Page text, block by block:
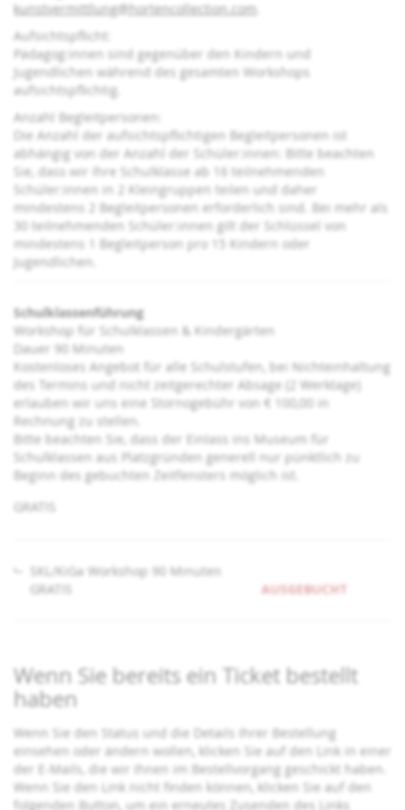
kunstvermittlung@hortencollection.com
Aufsichtspflicht:
Pädagog:innen sind gegenüber den Kindern und
Jugendlichen während des gesamten Workshops
aufsichtspflichtig.
Anzahl Begleitpersonen:
Die Anzahl der aufsichtspflichtigen Begleitpersonen ist
abhängig von der Anzahl der Schüler:innen: Bitte beachten
Sie, dass wir Ihre Schulklasse ab 16 teilnehmenden
Schüler:innen in 2 Kleingruppen teilen und daher
mindestens 2 Begleitpersonen erforderlich sind. Bei mehr als
30 teilnehmenden Schüler:innen gilt der Schlüssel von
mindestens 1 Begleitperson pro 15 Kindern oder
Jugendlichen.
Schulklassenführung
Workshop für Schulklassen & Kindergärten
Dauer 90 Minuten
Kostenloses Angebot für alle Schulstufen, bei Nichteinhaltung
des Termins und nicht zeitgerechter Absage (2 Werktage)
erlauben wir uns eine Stornogebühr von € 100,00 in
Rechnung zu stellen.
Bitte beachten Sie, dass der Einlass ins Museum für
Schulklassen aus Platzgründen generell nur pünktlich zu
Beginn des gebuchten Zeitfensters möglich ist.
GRATIS
SKL/KiGa Workshop 90 Minuten
GRATIS
AUSGEBUCHT
Wenn Sie bereits ein Ticket bestellt
haben
Wenn Sie den Status und die Details Ihrer Bestellung
einsehen oder ändern wollen, klicken Sie auf den Link in einer
der E-Mails, die wir Ihnen im Bestellvorgang geschickt haben.
Wenn Sie den Link nicht finden können, klicken Sie auf den
folgenden Button, um ein erneutes Zusenden des Links